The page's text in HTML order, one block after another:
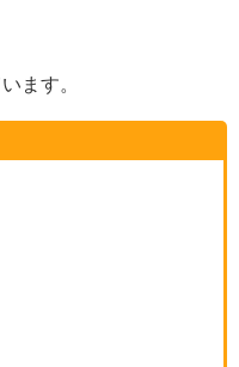
ます。